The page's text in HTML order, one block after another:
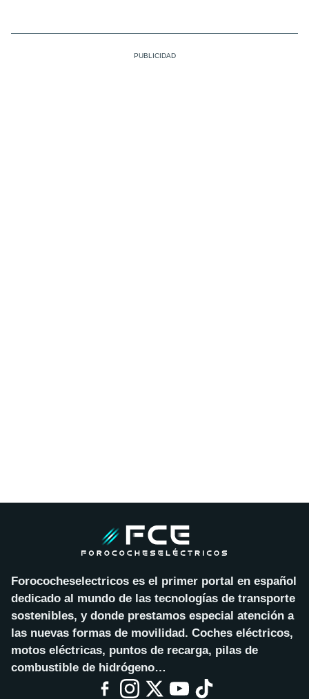
Forococheselectricos es el primer portal en español
dedicado al mundo de las tecnologías de transporte
sostenibles, y donde prestamos especial atención a
las nuevas formas de movilidad. Coches eléctricos,
motos eléctricas, puntos de recarga, pilas de
combustible de hidrógeno…